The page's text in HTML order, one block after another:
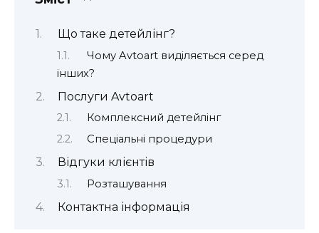
Що таке детейлінг?
Чому Avtoart виділяється серед
інших?
Послуги Avtoart
Комплексний детейлінг
Спеціальні процедури
Відгуки клієнтів
Розташування
Контактна інформація